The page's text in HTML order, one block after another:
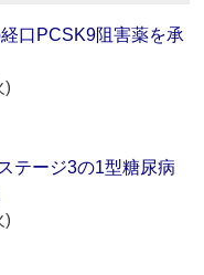
口PCSK9阻害薬を承
)
テージ3の1型糖尿病
)